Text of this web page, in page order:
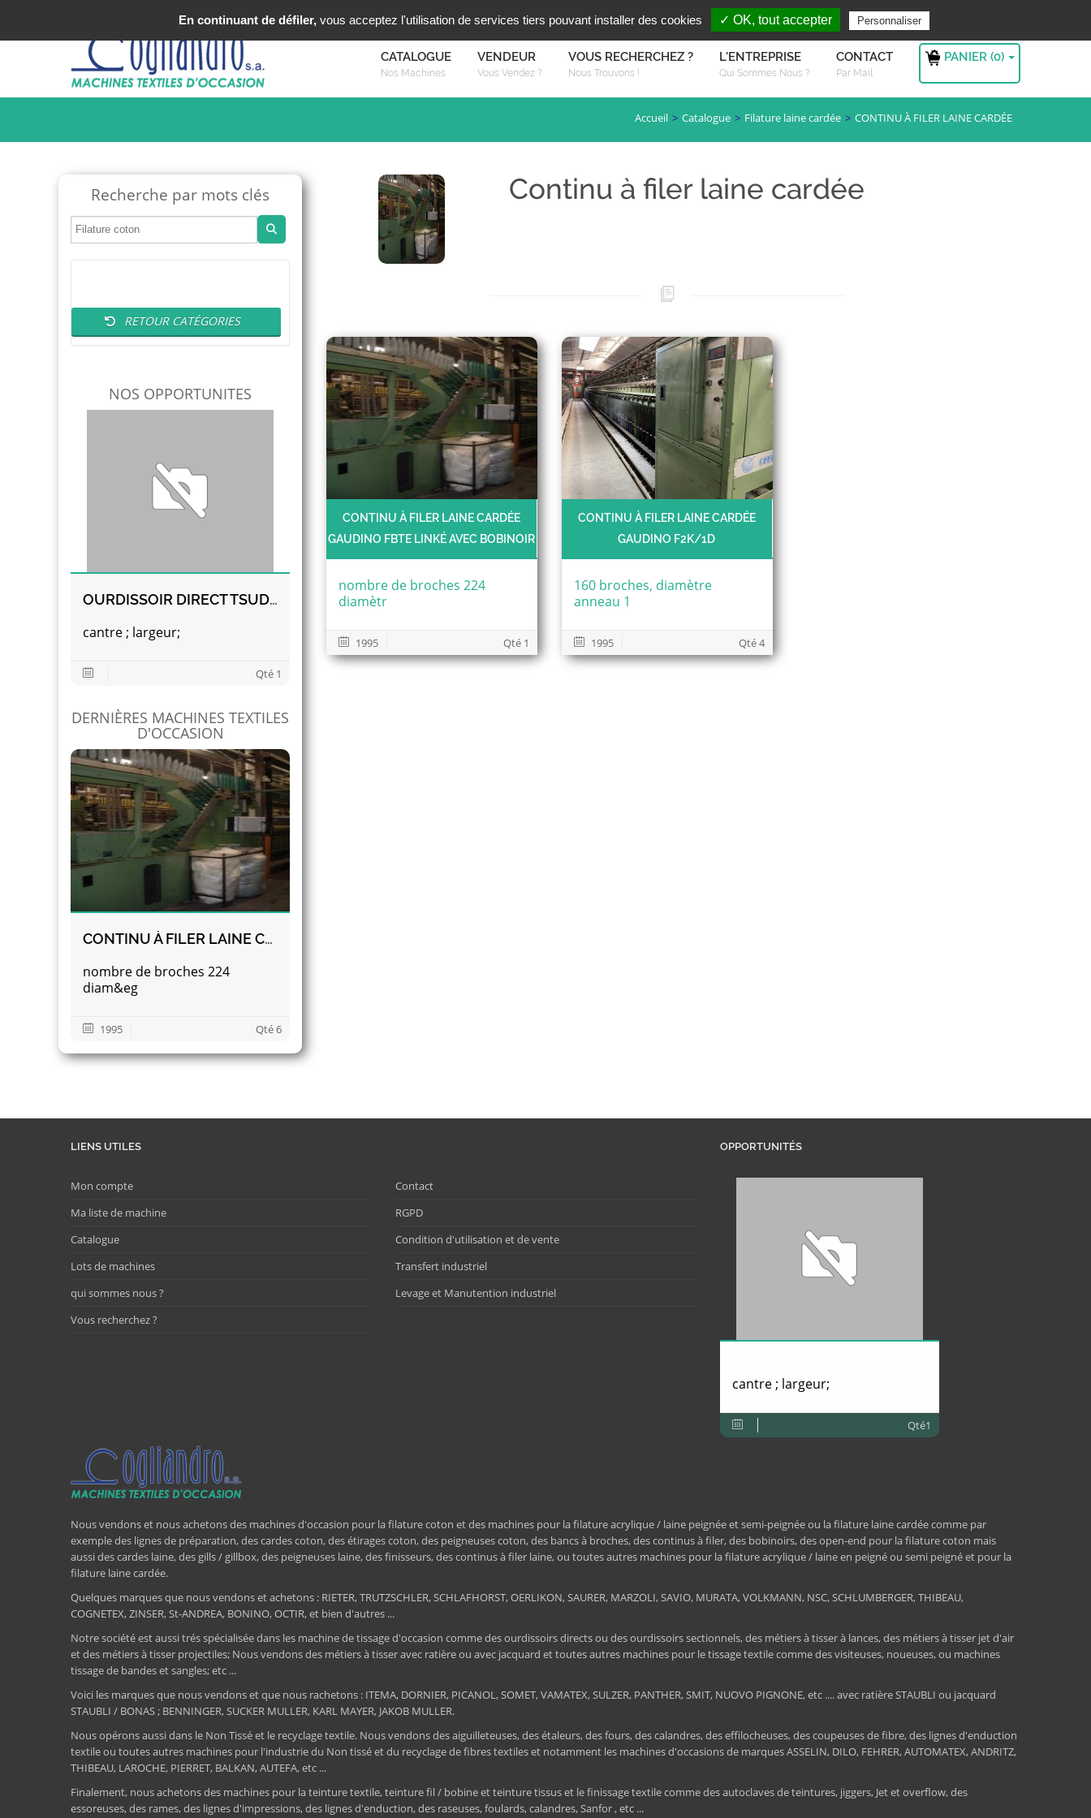
Tel : +33 (0)3 20 25 49 49 S'authentifier
Vous recherchez ?
CATALOGUE
Nos Machines
VENDEUR
Vous Vendez ?
VOUS RECHERCHEZ ?
Nous Trouvons !
L'ENTREPRISE
Qui Sommes Nous ?
CONTACT
Par Mail
PANIER (0)
Accueil Catalogue Filature laine cardée CONTINU À FILER LAINE CARDÉE
Recherche par mots clés
RETOUR CATÉGORIES
NOS OPPORTUNITES
OURDISSOIR DIRECT TSUDAKOMA
cantre ; largeur;
Qté 1
DERNIÈRES MACHINES TEXTILES
D'OCCASION
CONTINU À FILER LAINE CARDÉE GAUDINO FBTE LINKÉ AVEC BOBINOIR
nombre de broches 224
diam&eg
1995 Qté 6
Continu à filer laine cardée
CONTINU À FILER LAINE CARDÉE
GAUDINO FBTE LINKÉ AVEC BOBINOIR
nombre de broches 224
diamètr
1995 Qté 1
CONTINU À FILER LAINE CARDÉE
GAUDINO F2K/1D
160 broches, diamètre
anneau 1
1995 Qté 4
LIENS UTILES
Mon compte
Ma liste de machine
Catalogue
Lots de machines
qui sommes nous ?
Vous recherchez ?
Contact
RGPD
Condition d'utilisation et de vente
Transfert industriel
Levage et Manutention industriel
OPPORTUNITÉS
cantre ; largeur;
Qté1
Nous vendons et nous achetons des machines d'occasion pour la filature coton et des machines pour la filature acrylique / laine peignée et semi-peignée ou la filature laine cardée comme par
exemple des lignes de préparation, des cardes coton, des étirages coton, des peigneuses coton, des bancs à broches, des continus à filer, des bobinoirs, des open-end pour la filature coton mais
aussi des cardes laine, des gills / gillbox, des peigneuses laine, des finisseurs, des continus à filer laine, ou toutes autres machines pour la filature acrylique / laine en peigné ou semi peigné et pour la
filature laine cardée.
Quelques marques que nous vendons et achetons : RIETER, TRUTZSCHLER, SCHLAFHORST, OERLIKON, SAURER, MARZOLI, SAVIO, MURATA, VOLKMANN, NSC, SCHLUMBERGER, THIBEAU,
COGNETEX, ZINSER, St-ANDREA, BONINO, OCTIR, et bien d'autres ...
Notre société est aussi trés spécialisée dans les machine de tissage d'occasion comme des ourdissoirs directs ou des ourdissoirs sectionnels, des métiers à tisser à lances, des métiers à tisser jet d'air
et des métiers à tisser projectiles; Nous vendons des métiers à tisser avec ratière ou avec jacquard et toutes autres machines pour le tissage textile comme des visiteuses, noueuses, ou machines
tissage de bandes et sangles; etc ...
Voici les marques que nous vendons et que nous rachetons : ITEMA, DORNIER, PICANOL, SOMET, VAMATEX, SULZER, PANTHER, SMIT, NUOVO PIGNONE, etc .... avec ratière STAUBLI ou jacquard
STAUBLI / BONAS ; BENNINGER, SUCKER MULLER, KARL MAYER, JAKOB MULLER.
Nous opérons aussi dans le Non Tissé et le recyclage textile. Nous vendons des aiguilleteuses, des étaleurs, des fours, des calandres, des effilocheuses, des coupeuses de fibre, des lignes d'enduction
textile ou toutes autres machines pour l'industrie du Non tissé et du recyclage de fibres textiles et notamment les machines d'occasions de marques ASSELIN, DILO, FEHRER, AUTOMATEX, ANDRITZ,
THIBEAU, LAROCHE, PIERRET, BALKAN, AUTEFA, etc ...
Finalement, nous achetons des machines pour la teinture textile, teinture fil / bobine et teinture tissus et le finissage textile comme des autoclaves de teintures, jiggers, Jet et overflow, des
essoreuses, des rames, des lignes d'impressions, des lignes d'enduction, des raseuses, foulards, calandres, Sanfor , etc ...
En continuant de défiler,vous acceptez l'utilisation de services tiers pouvant installer des cookies ✓ OK, tout accepter Personnaliser